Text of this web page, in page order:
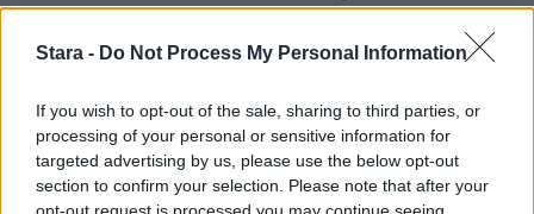
Stara - Do Not Process My Personal Information
If you wish to opt-out of the sale, sharing to third parties, or
processing of your personal or sensitive information for
targeted advertising by us, please use the below opt-out
section to confirm your selection. Please note that after your
opt-out request is processed you may continue seeing
Kaikkien aikojen legendaarisimpiin lukeutuva